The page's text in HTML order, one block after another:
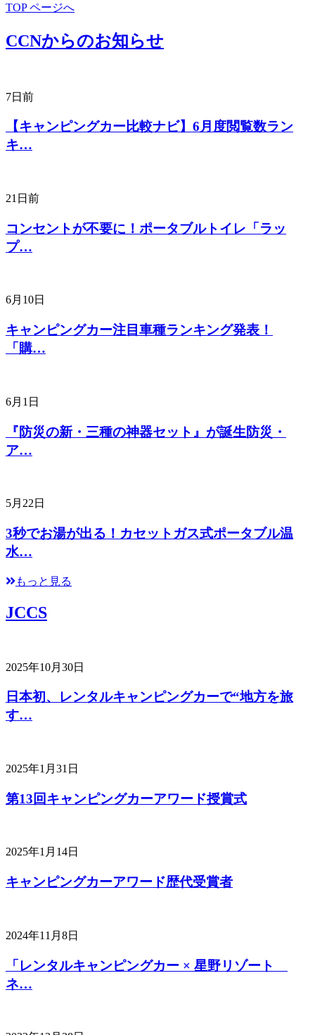
TOP ページへ
CCNからのお知らせ
7日前
【キャンピングカー比較ナビ】6月度閲覧数ラン
キ…
21日前
コンセントが不要に！ポータブルトイレ「ラッ
プ…
6月10日
キャンピングカー注目車種ランキング発表！
「購…
6月1日
『防災の新・三種の神器セット』が誕生防災・
ア…
5月22日
3秒でお湯が出る！カセットガス式ポータブル温
水…
もっと見る
JCCS
2025年10月30日
日本初、レンタルキャンピングカーで“地方を旅
す…
2025年1月31日
第13回キャンピングカーアワード授賞式
2025年1月14日
キャンピングカーアワード歴代受賞者
2024年11月8日
「レンタルキャンピングカー × 星野リゾート
ネ…